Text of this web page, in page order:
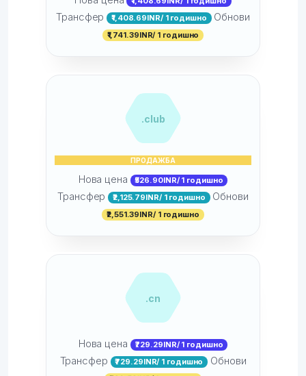
Трансфер ₹1,408.69INR/ 1 годишно Обнови
₹1,741.39INR/ 1 годишно
.club
ПРОДАЖБА
Нова цена ₹526.90INR/ 1 годишно
Трансфер ₹2,125.79INR/ 1 годишно Обнови
₹2,551.39INR/ 1 годишно
.cn
Нова цена ₹729.29INR/ 1 годишно
Трансфер ₹729.29INR/ 1 годишно Обнови